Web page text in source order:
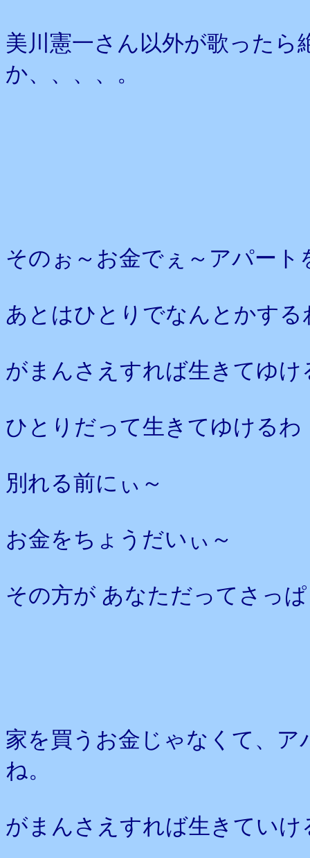
美川憲一さん以外が歌った
か、、、、。
そのぉ～お金でぇ～アパート
あとはひとりでなんとかする
がまんさえすれば生きてゆけ
ひとりだって生きてゆけるわ
別れる前にぃ～
お金をちょうだいぃ～
その方が あなただってさっ
家を買うお金じゃなくて、
ね。
がまんさえすれば生きてい